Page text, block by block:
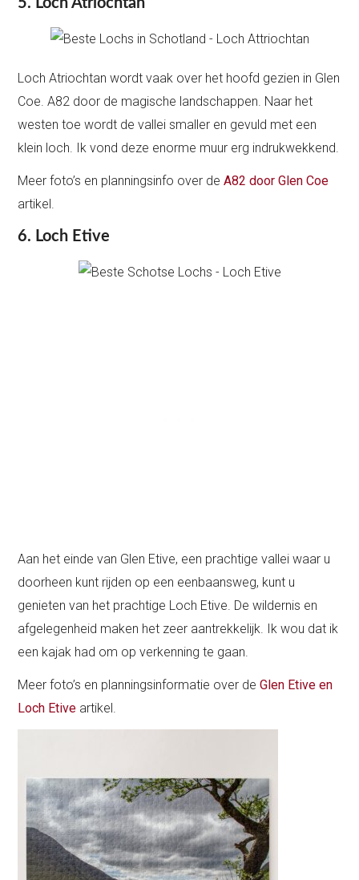
5. Loch Atriochtan
Loch Atriochtan wordt vaak over het hoofd gezien in Glen
Coe. A82 door de magische landschappen. Naar het
westen toe wordt de vallei smaller en gevuld met een
klein loch. Ik vond deze enorme muur erg indrukwekkend.
Meer foto’s en planningsinfo over deA82 door Glen Coe
artikel.
6. Loch Etive
Aan het einde van Glen Etive, een prachtige vallei waar u
doorheen kunt rijden op een eenbaansweg, kunt u
genieten van het prachtige Loch Etive. De wildernis en
afgelegenheid maken het zeer aantrekkelijk. Ik wou dat ik
een kajak had om op verkenning te gaan.
Meer foto’s en planningsinformatie over deGlen Etive en
Loch Etive artikel.